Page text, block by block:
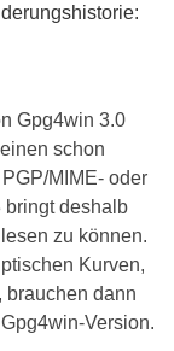
Gpg4win 3.0
schon
MIME- oder
bringt deshalb
zu können.
Kurven,
brauchen dann
Version.